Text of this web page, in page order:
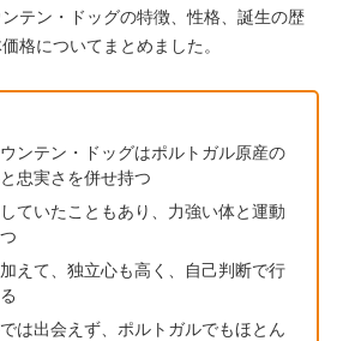
テン・ドッグの特徴、性格、誕生の歴
格についてまとめました。
ンテン・ドッグはポルトガル原産の
忠実さを併せ持つ
ていたこともあり、力強い体と運動
えて、独立心も高く、自己判断で行
は出会えず、ポルトガルでもほとん